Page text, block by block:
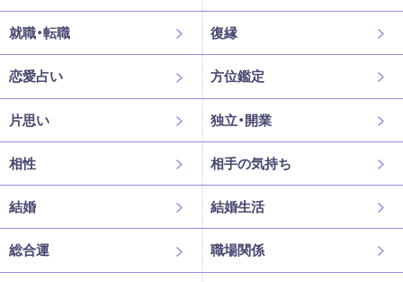
就職・転職 復縁
恋愛占い 方位鑑定
片思い 独立・開業
相性 相手の気持ち
結婚 結婚生活
総合運 職場関係